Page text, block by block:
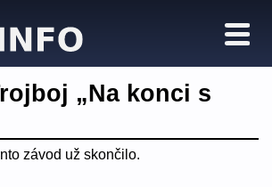
„Na konci s
závod už skončilo.